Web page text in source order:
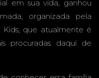
em sua vida, ganhou
organizada pela
Kids, que atualmente é
procuradas daqui de